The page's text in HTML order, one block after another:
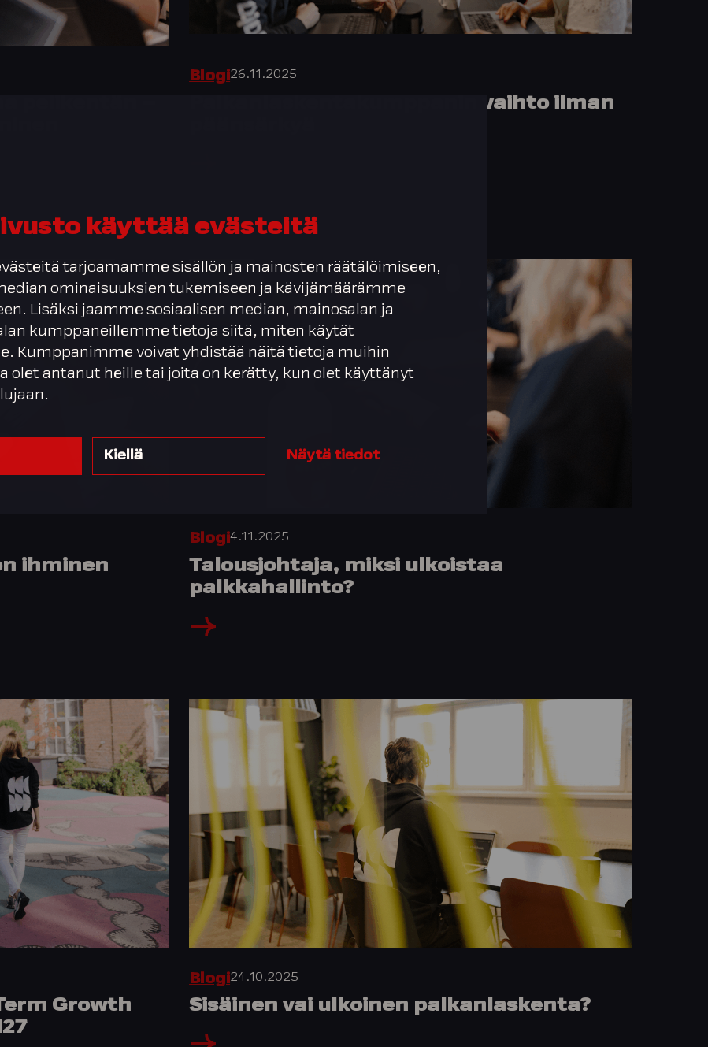
käyttää evästeitä
tarjoamamme sisällön ja mainosten räätälöimiseen,
ominaisuuksien tukemiseen ja kävijämäärämme
Lisäksi jaamme sosiaalisen median, mainosalan ja
kumppaneillemme tietoja siitä, miten käytät
Kumppanimme voivat yhdistää näitä tietoja muihin
olet antanut heille tai joita on kerätty, kun olet käyttänyt
Kiellä Näytä tiedot
pelikentän –
Blogi26.11.2025
Palkanlaskentakumppanin vaihto ilman
ihminen
Blogi4.11.2025
Talousjohtaja, miksi ulkoistaa
palkkahallinto?
Growth
Blogi24.10.2025
Sisäinen vai ulkoinen palkanlaskenta?